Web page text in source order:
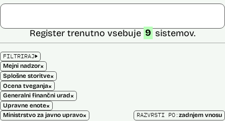
FILTRIRAJ
Mejni nadzor×
Splošne storitve×
Ocena tveganja×
Generalni finančni urad×
Upravne enote×
Ministrstvo za javno upravo×
Register trenutno vsebuje 9 sistemov.
RAZVRSTI PO:zadnjem vnosu